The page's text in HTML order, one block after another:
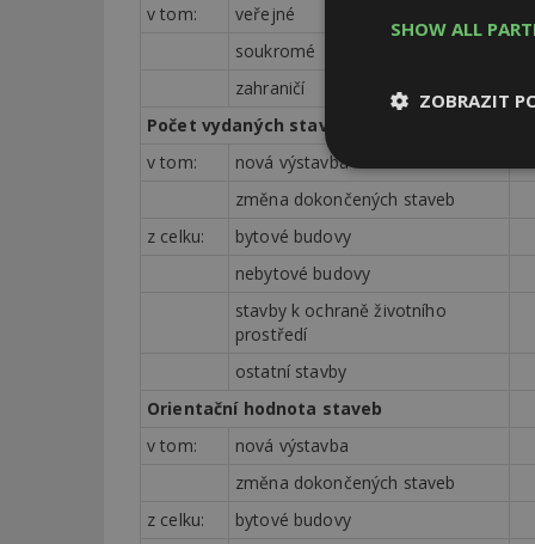
v tom:
veřejné
soukromé
zahraničí
Počet vydaných stavebních povolení
v tom:
nová výstavba
změna dokončených staveb
z celku:
bytové budovy
nebytové budovy
stavby k ochraně životního
prostředí
ostatní stavby
Orientační hodnota staveb
v tom:
nová výstavba
změna dokončených staveb
z celku:
bytové budovy
SHOW ALL
ZOBRAZIT
Nezbytně
nutné soubory
Nezbytně nutné
Webové stránky